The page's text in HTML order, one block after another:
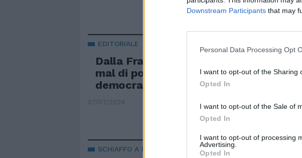
Downstream Participants that may
Personal Data Processing Opt
I want to opt-out of the Sharing
Opted In
I want to opt-out of the Sale of
Opted In
I want to opt-out of processing
Advertising.
Opted In
EDITORIALE
Dalla Francia agli Usa fino all'Italia: il
mal di popolo che ucciderà le
democrazie
07/07/2024
SCHIAFFO A MACRON